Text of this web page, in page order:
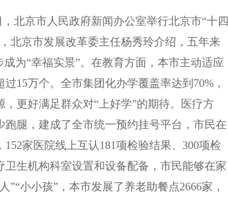
北京市人民政府新闻办公室举行北京市“十四
北京市发展改革委主任杨秀玲介绍，五年来
为“幸福实景”。在教育方面，本市主动适应
15万个。全市集团化办学覆盖率达到70%，
更好满足群众对“上好学”的期待。医疗方
腿，建成了全市统一预约挂号平台，市民在
家医院线上互认181项检验结果、300项检
生机构科室设置和设备配备，市民能够在家
小小孩”，本市发展了养老助餐点2666家，